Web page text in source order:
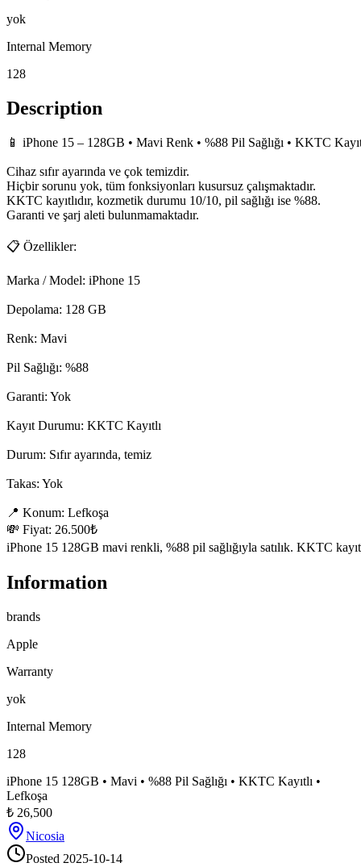
yok
Internal Memory
128
Description
📱 iPhone 15 – 128GB • Mavi Renk • %88 Pil Sağlığı • KKTC
Cihaz sıfır ayarında ve çok temizdir.
Hiçbir sorunu yok, tüm fonksiyonları kusursuz çalışmaktadır.
KKTC kayıtlıdır, kozmetik durumu 10/10, pil sağlığı ise %88.
Garanti ve şarj aleti bulunmamaktadır.
📋 Özellikler:
Marka / Model: iPhone 15
Depolama: 128 GB
Renk: Mavi
Pil Sağlığı: %88
Garanti: Yok
Kayıt Durumu: KKTC Kayıtlı
Durum: Sıfır ayarında, temiz
Takas: Yok
📍 Konum: Lefkoşa
💸 Fiyat: 26.500₺
iPhone 15 128GB mavi renkli, %88 pil sağlığıyla satılık. KKTC
Information
brands
Apple
Warranty
yok
Internal Memory
128
iPhone 15 128GB • Mavi • %88 Pil Sağlığı • KKTC Kayıtlı •
Lefkoşa
₺ 26,500
Nicosia
Posted 2025-10-14